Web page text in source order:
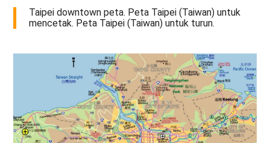
Taipei downtown peta. Peta Taipei (Taiwan) untuk
mencetak. Peta Taipei (Taiwan) untuk turun.